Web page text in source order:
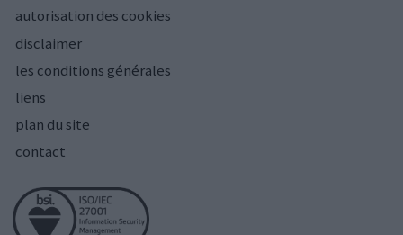
autorisation des cookies
disclaimer
les conditions générales
liens
plan du site
contact